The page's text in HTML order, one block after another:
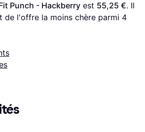
Punch - Hackberry est 55,25 €. Il
de l'offre la moins chère parmi 4